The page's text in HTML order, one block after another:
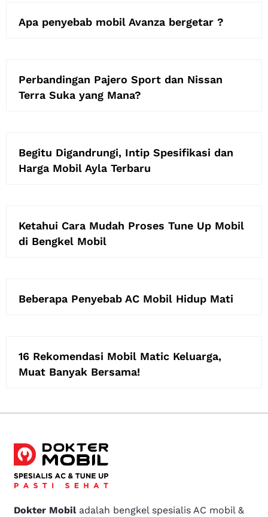
Apa penyebab mobil Avanza bergetar ?
Perbandingan Pajero Sport dan Nissan
Terra Suka yang Mana?
Begitu Digandrungi, Intip Spesifikasi dan
Harga Mobil Ayla Terbaru
Ketahui Cara Mudah Proses Tune Up Mobil
di Bengkel Mobil
Beberapa Penyebab AC Mobil Hidup Mati
16 Rekomendasi Mobil Matic Keluarga,
Muat Banyak Bersama!
Dokter Mobiladalah bengkel spesialis AC mobil &